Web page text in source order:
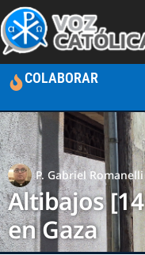
COLABORAR
P. Gabriel Romanelli
Altibajos
en Gaza